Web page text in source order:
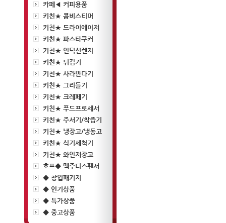
카페◀ 커피용품
키친★ 콤비스티머
키친★ 드라이에이저
키친★ 파스타쿠커
키친★ 인덕션렌지
키친★ 튀김기
키친★ 사라만다기
키친★ 그리들기
키친★ 크레페기
키친★ 푸드프로세서
키친★ 주서기/착즙기
키친★ 냉장고/냉동고
키친★ 식기세척기
키친★ 와인저장고
호프◆ 맥주디스펜서
◆ 창업패키지
◆ 인기상품
◆ 특가상품
◆ 중고상품